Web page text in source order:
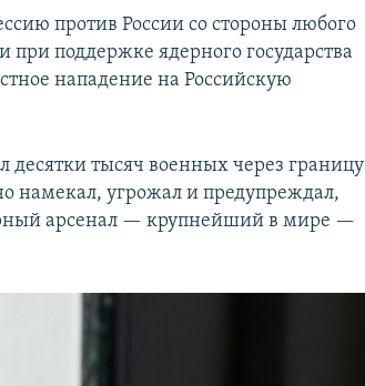
против России со стороны любого
при поддержке ядерного государства
нападение на Российскую
десятки тысяч военных через границу
намекал, угрожал и предупреждал,
арсенал — крупнейший в мире —